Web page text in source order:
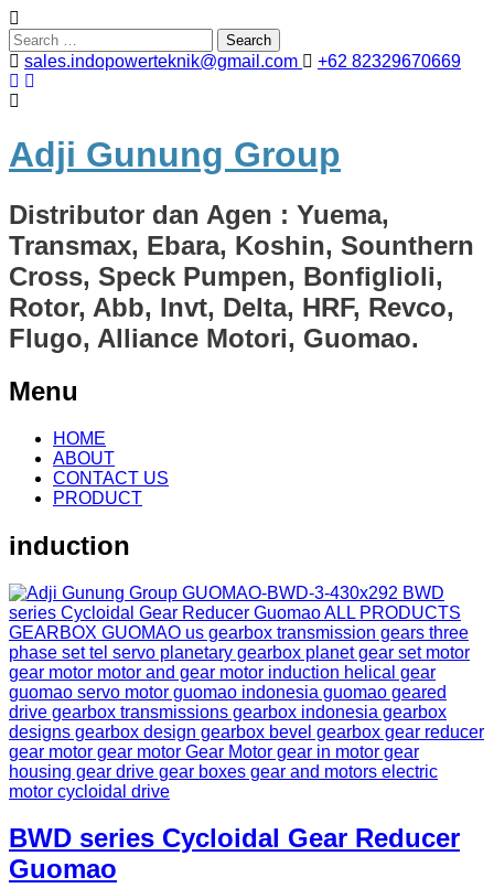
Search
for:sales.indopowerteknik@gmail.com +62 82329670669
Adji Gunung Group
Distributor dan Agen : Yuema,
Transmax, Ebara, Koshin, Sounthern
Cross, Speck Pumpen, Bonfiglioli,
Rotor, Abb, Invt, Delta, HRF, Revco,
Flugo, Alliance Motori, Guomao.
Menu
Skip
content
HOME
ABOUT
CONTACT US
PRODUCT
induction
BWD series Cycloidal Gear Reducer
Guomao